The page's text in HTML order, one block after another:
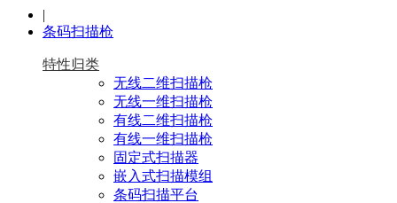
|
条码扫描枪
特性归类
无线二维扫描枪
无线一维扫描枪
有线二维扫描枪
有线一维扫描枪
固定式扫描器
嵌入式扫描模组
条码扫描平台